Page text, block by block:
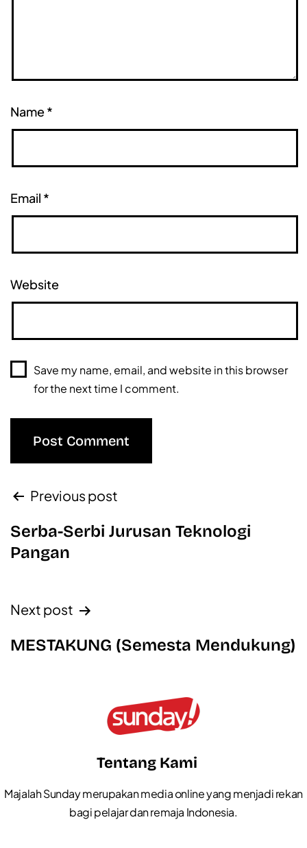
Name*
Email *
Website
Save my name, email, and website in this browser
for the next time I comment.
Previous post
Serba-Serbi Jurusan Teknologi
Pangan
Next post
MESTAKUNG (Semesta Mendukung)
Tentang Kami
Majalah Sunday merupakan media online yang menjadi rekan
bagi pelajar dan remaja Indonesia.